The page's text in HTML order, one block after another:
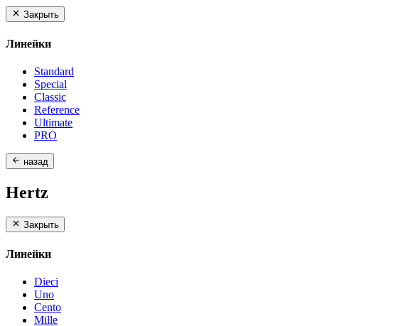
Закрыть
Линейки
Standard
Special
Classic
Reference
Ultimate
PRO
назад
Hertz
Закрыть
Линейки
Dieci
Uno
Cento
Mille